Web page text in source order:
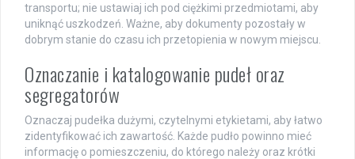
transportu; nie ustawiaj ich pod ciężkimi przedmiotami, aby
uniknąć uszkodzeń. Ważne, aby dokumenty pozostały w
dobrym stanie do czasu ich przetopienia w nowym miejscu.
Oznaczanie i katalogowanie pudeł oraz
segregatorów
Oznaczaj pudełka dużymi, czytelnymi etykietami, aby łatwo
zidentyfikować ich zawartość. Każde pudło powinno mieć
informację o pomieszczeniu, do którego należy oraz krótki